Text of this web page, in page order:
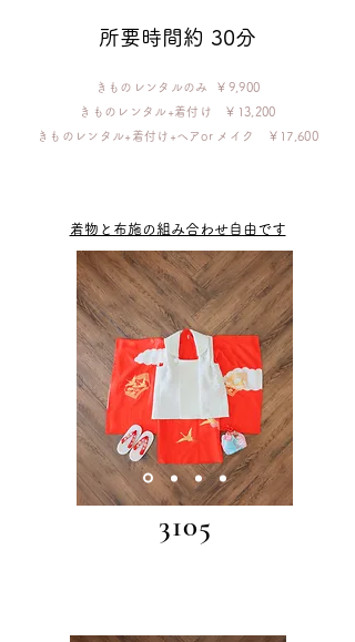
所要時間約 30分
きものレンタルのみ ￥9,900
きものレンタル+着付け ￥13,200
​きものレンタル+着付け+ヘアor メイク ￥17,600
着物と布施の組み合わせ自由です
3105